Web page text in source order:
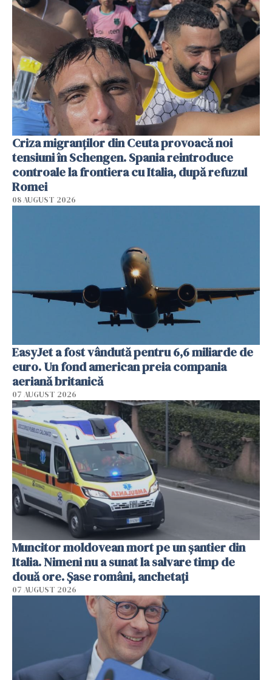
Criza migranților din Ceuta provoacă noi
tensiuni în Schengen. Spania reintroduce
controale la frontiera cu Italia, după refuzul
Romei
08 AUGUST 2026
EasyJet a fost vândută pentru 6,6 miliarde de
euro. Un fond american preia compania
aeriană britanică
07 AUGUST 2026
Muncitor moldovean mort pe un șantier din
Italia. Nimeni nu a sunat la salvare timp de
două ore. Șase români, anchetați
07 AUGUST 2026